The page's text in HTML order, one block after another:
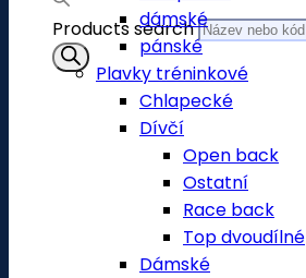
Products search
dámské
pánské
Plavky tréninkové
Chlapecké
Dívčí
Open back
Ostatní
Race back
Top dvoudílné
Dámské